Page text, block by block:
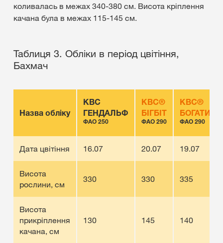
коливалась в межах 340-380 см. Висота кріплення
качана була в межах 115-145 см.
Таблиця 3. Обліки в період цвітіння,
Бахмач
Назва обліку
КВС
ГЕНДАЛЬФ
ФАО 250
КВС®
БІГБІТ
ФАО 290
КВС®
БОГАТИР
ФАО 290
Дата цвітіння 16.07 20.07 19.07
Висота
рослини, см
330 330 335
Висота
прикріплення
качана, см
130 145 140